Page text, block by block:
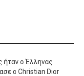
ήταν ο Έλληνας
ο Christian Dior